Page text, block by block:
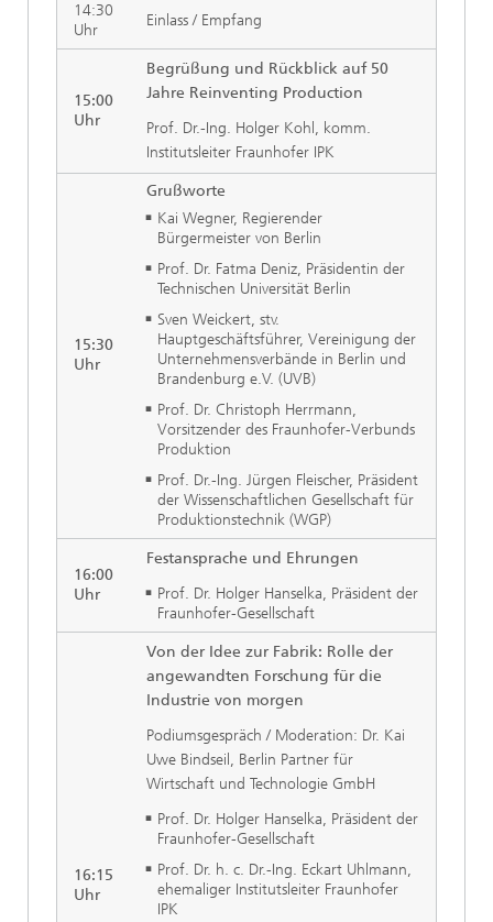
14:30
Uhr
Einlass / Empfang
15:00
Uhr
Begrüßung und Rückblick auf 50
Jahre Reinventing Production
Prof. Dr.-Ing. Holger Kohl, komm.
Institutsleiter Fraunhofer IPK
15:30
Uhr
Grußworte
Kai Wegner, Regierender
Bürgermeister von Berlin
Prof. Dr. Fatma Deniz, Präsidentin der
Technischen Universität Berlin
Sven Weickert, stv.
Hauptgeschäftsführer, Vereinigung der
Unternehmensverbände in Berlin und
Brandenburg e.V. (UVB)
Prof. Dr. Christoph Herrmann,
Vorsitzender des Fraunhofer-Verbunds
Produktion
Prof. Dr.-Ing. Jürgen Fleischer, Präsident
der Wissenschaftlichen Gesellschaft für
Produktionstechnik (WGP)
16:00
Uhr
Festansprache und Ehrungen
Prof. Dr. Holger Hanselka, Präsident der
Fraunhofer-Gesellschaft
16:15
Uhr
Von der Idee zur Fabrik: Rolle der
angewandten Forschung für die
Industrie von morgen
Podiumsgespräch / Moderation: Dr. Kai
Uwe Bindseil, Berlin Partner für
Wirtschaft und Technologie GmbH
Prof. Dr. Holger Hanselka, Präsident der
Fraunhofer-Gesellschaft
Prof. Dr. h. c. Dr.-Ing. Eckart Uhlmann,
ehemaliger Institutsleiter Fraunhofer
IPK